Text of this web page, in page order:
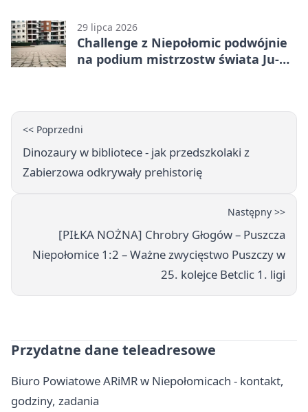
29 lipca 2026
Challenge z Niepołomic podwójnie
na podium mistrzostw świata Ju-
<< Poprzedni
Dinozaury w bibliotece - jak przedszkolaki z
Zabierzowa odkrywały prehistorię
Następny >>
[PIŁKA NOŻNA] Chrobry Głogów – Puszcza
Niepołomice 1:2 – Ważne zwycięstwo Puszczy w
25. kolejce Betclic 1. ligi
Przydatne dane teleadresowe
Biuro Powiatowe ARiMR w Niepołomicach - kontakt,
godziny, zadania